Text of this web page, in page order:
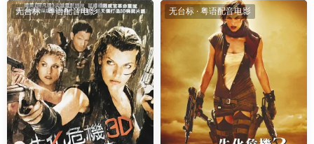
nt Evil: The Final Chapter
dent Evil: Retribution
无台标·粤语配音电影 无台标 · 粤语配音电影